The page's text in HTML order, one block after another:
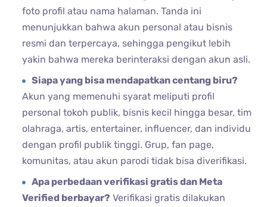
foto profil atau nama halaman. Tanda ini
menunjukkan bahwa akun personal atau bisnis
resmi dan terpercaya, sehingga pengikut lebih
yakin bahwa mereka berinteraksi dengan akun asli.
Siapa yang bisa mendapatkan centang biru?
Akun yang memenuhi syarat meliputi profil
personal tokoh publik, bisnis kecil hingga besar, tim
olahraga, artis, entertainer, influencer, dan individu
dengan profil publik tinggi. Grup, fan page,
komunitas, atau akun parodi tidak bisa diverifikasi.
Apa perbedaan verifikasi gratis dan Meta
Verified berbayar? Verifikasi gratis dilakukan